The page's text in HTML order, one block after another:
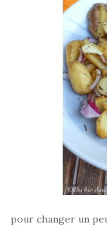
pour changer un